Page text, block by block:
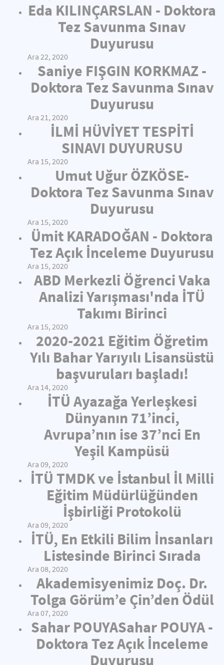
Eda KILINÇARSLAN - Doktora
Tez Savunma Sınav
Duyurusu
Ara 22, 2020
Saniye FIŞGIN KORKMAZ -
Doktora Tez Savunma Sınav
Duyurusu
Ara 21, 2020
İLMİ HÜVİYET TESPİTİ
SINAVI DUYURUSU
Ara 15, 2020
Umut Uğur ÖZKÖSE-
Doktora Tez Savunma Sınav
Duyurusu
Ara 15, 2020
Ümit KARADOĞAN - Doktora
Tez Açık İnceleme Duyurusu
Ara 15, 2020
ABD Merkezli Öğrenci Vaka
Analizi Yarışması'nda İTÜ
Takımı Birinci
Ara 15, 2020
2020-2021 Eğitim Öğretim
Yılı Bahar Yarıyılı Lisansüstü
başvuruları başladı!
Ara 14, 2020
İTÜ Ayazağa Yerleşkesi
Dünyanın 71’inci,
Avrupa’nın ise 37’nci En
Yeşil Kampüsü
Ara 09, 2020
İTÜ TMDK ve İstanbul İl Milli
Eğitim Müdürlüğünden
İşbirliği Protokolü
Ara 09, 2020
İTÜ, En Etkili Bilim İnsanları
Listesinde Birinci Sırada
Ara 08, 2020
Akademisyenimiz Doç. Dr.
Tolga Görüm’e Çin’den Ödül
Ara 07, 2020
Sahar POUYASahar POUYA -
Doktora Tez Açık İnceleme
Duyurusu